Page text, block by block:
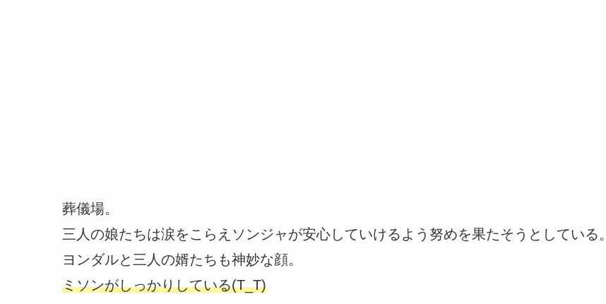
葬儀場。
三人の娘たちは涙をこらえソンジャが安心していけるよう努めを果たそうとしている。
ヨンダルと三人の婿たちも神妙な顔。
ミソンがしっかりしている(T_T)